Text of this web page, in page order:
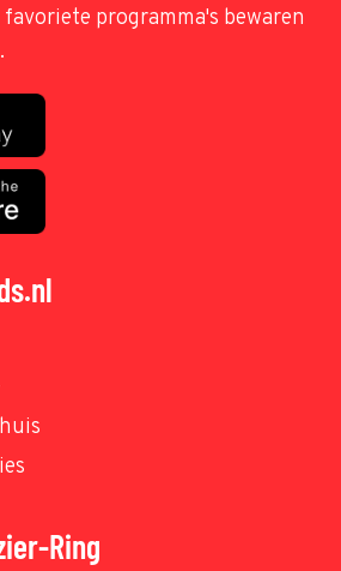
programma's bewaren
Ring